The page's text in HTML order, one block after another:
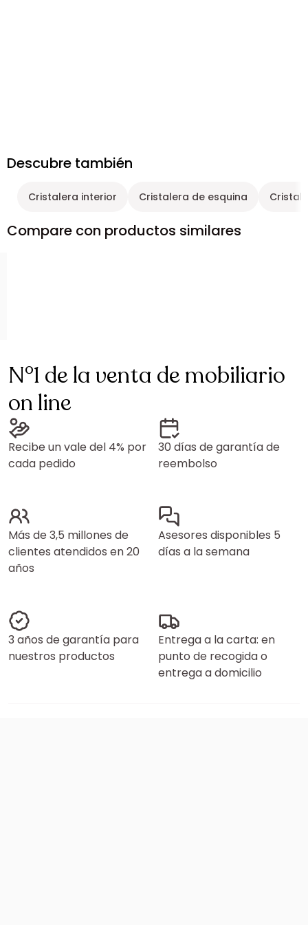
Descubre también
Cristalera interior Cristalera de esquina
Compare con productos similares
N°1 de la venta de mobiliario
on line
Recibe un vale del 4% por
cada pedido
30 días de garantía de
reembolso
Más de 3,5 millones de
clientes atendidos en 20
años
Asesores disponibles 5
días a la semana
3 años de garantía para
nuestros productos
Entrega a la carta: en
punto de recogida o
entrega a domicilio